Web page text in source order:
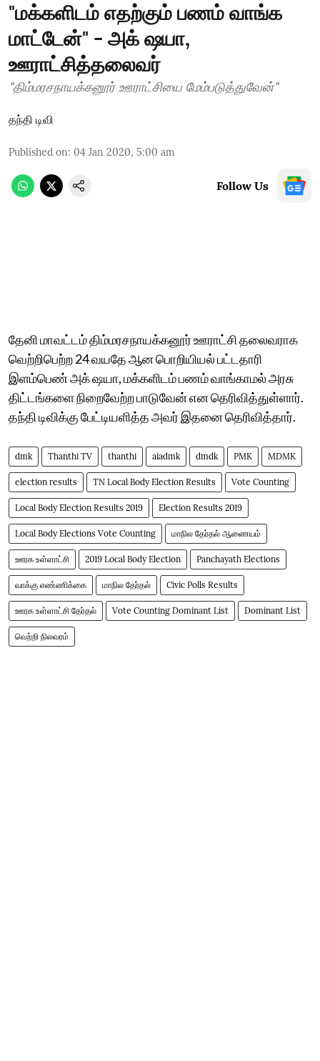
"மக்களிடம் எதற்கும் பணம் வாங்க
மாட்டேன்" - அக் ஷயா,
ஊராட்சித்தலைவர்
"திம்மரசநாயக்கனூர் ஊராட்சியை மேம்படுத்துவேன்"
தந்தி டிவி
Published on: 04 Jan 2020, 5:00 am
Follow Us
தேனி மாவட்டம் திம்மரசநாயக்கனூர் ஊராட்சி தலைவராக
வெற்றிபெற்ற 24 வயதே ஆன பொறியியல் பட்டதாரி
இளம்பெண் அக் ஷயா, மக்களிடம் பணம் வாங்காமல் அரசு
திட்டங்களை நிறைவேற்ற பாடுவேன் என தெரிவித்துள்ளார்.
தந்தி டிவிக்கு பேட்டியளித்த அவர் இதனை தெரிவித்தார்.
dmk Thanthi TV thanthi aiadmk dmdk PMK MDMK
election results TN Local Body Election Results Vote Counting
Local Body Election Results 2019 Election Results 2019
Local Body Elections Vote Counting மாநில தேர்தல் ஆணையம்
ஊரக உள்ளாட்சி 2019 Local Body Election Panchayath Elections
வாக்கு எண்ணிக்கை மாநில தேர்தல் Civic Polls Results
ஊரக உள்ளாட்சி தேர்தல் Vote Counting Dominant List Dominant List
வெற்றி நிலவரம்